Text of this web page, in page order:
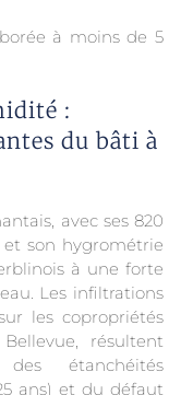
à moins de 5
:
du bâti à
avec ses 820
son hygrométrie
à une forte
Les infiltrations
les copropriétés
résultent
étanchéités
ans) et du défaut